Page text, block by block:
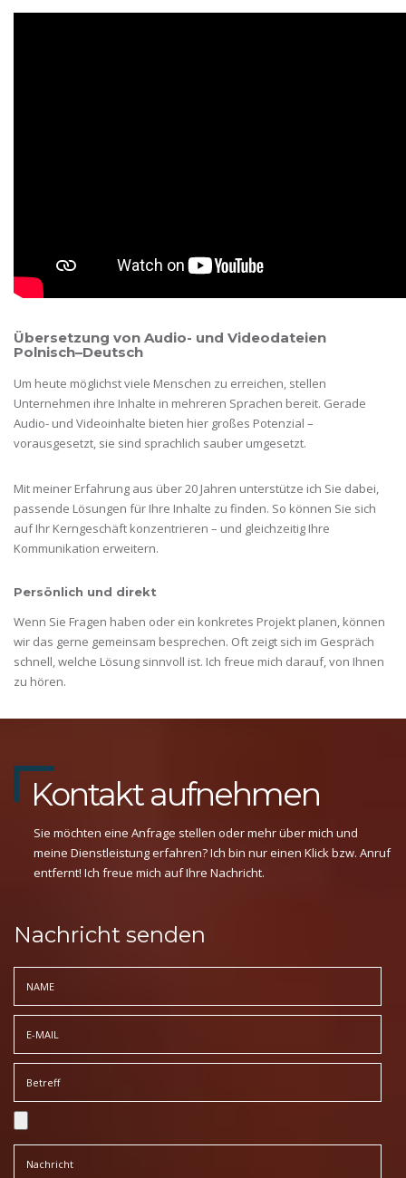
Übersetzung von Audio- und Videodateien
Polnisch–Deutsch
Um heute möglichst viele Menschen zu erreichen, stellen
Unternehmen ihre Inhalte in mehreren Sprachen bereit. Gerade
Audio- und Videoinhalte bieten hier großes Potenzial –
vorausgesetzt, sie sind sprachlich sauber umgesetzt.
Mit meiner Erfahrung aus über 20 Jahren unterstütze ich Sie dabei,
passende Lösungen für Ihre Inhalte zu finden. So können Sie sich
auf Ihr Kerngeschäft konzentrieren – und gleichzeitig Ihre
Kommunikation erweitern.
Persönlich und direkt
Wenn Sie Fragen haben oder ein konkretes Projekt planen, können
wir das gerne gemeinsam besprechen. Oft zeigt sich im Gespräch
schnell, welche Lösung sinnvoll ist. Ich freue mich darauf, von Ihnen
zu hören.
Kontakt aufnehmen
Sie möchten eine Anfrage stellen oder mehr über mich und
meine Dienstleistung erfahren? Ich bin nur einen Klick bzw. Anruf
entfernt! Ich freue mich auf Ihre Nachricht.
Nachricht senden